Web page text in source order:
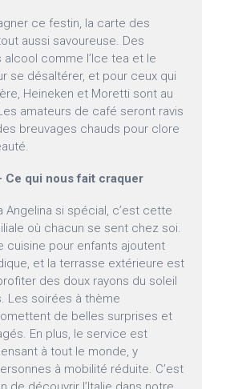
ce festin, la carte des
aussi savoureuse. Des
alcool comme l’Ice tea et le
se désaltérer, et pour ceux qui
Heineken et Moretti sont au
amateurs de café seront ravis
breuvages chauds pour clore
Ce qui nous fait craquer
Angelina si spécial, c’est cette
où chacun se sent chez soi.
cuisine pour enfants ajoutent
et la terrasse extérieure est
des doux rayons du soleil
Les soirées à thème
de belles surprises et
En plus, le service est
à tout le monde, y
à mobilité réduite. C’est